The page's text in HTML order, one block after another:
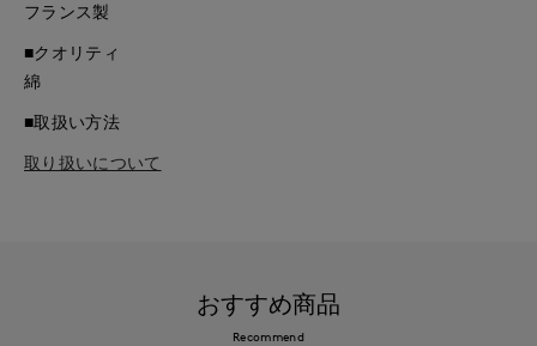
フランス製
■クオリティ
綿
■取扱い方法
取り扱いについて
おすすめ商品
Recommend